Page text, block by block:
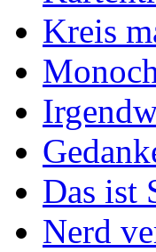
Kreis
Das ist
Nerd